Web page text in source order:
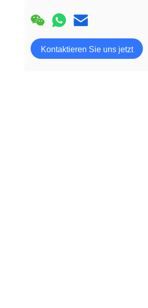
Kontaktieren Sie uns jetzt